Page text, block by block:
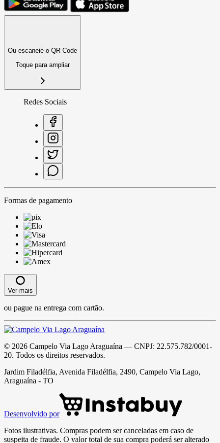
Ou escaneie o QR Code
Toque para ampliar
Redes Sociais
Formas de pagamento
Ver mais
ou pague na entrega com cartão.
© 2026 Campelo Via Lago Araguaína — CNPJ: 22.575.782/0001-
20. Todos os direitos reservados.
Jardim Filadélfia, Avenida Filadélfia, 2490, Campelo Via Lago,
Araguaína - TO
Desenvolvido por
Fotos ilustrativas. Compras podem ser canceladas em caso de
suspeita de fraude. O valor total de sua compra poderá ser alterado